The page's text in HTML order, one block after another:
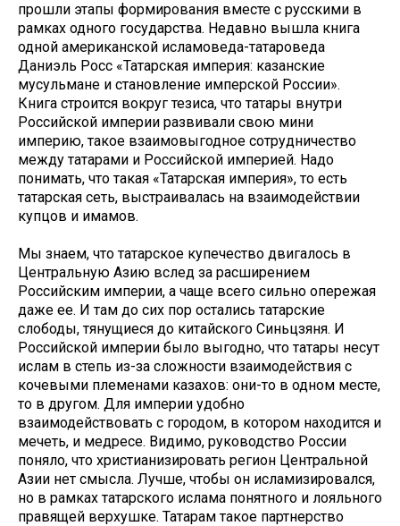
прошли этапы формирования вместе с русскими в
рамках одного государства. Недавно вышла книга
одной американской исламоведа-татароведа
Даниэль Росс «Татарская империя: казанские
мусульмане и становление имперской России».
Книга строится вокруг тезиса, что татары внутри
Российской империи развивали свою мини
империю, такое взаимовыгодное сотрудничество
между татарами и Российской империей. Надо
понимать, что такая «Татарская империя», то есть
татарская сеть, выстраивалась на взаимодействии
купцов и имамов.
Мы знаем, что татарское купечество двигалось в
Центральную Азию вслед за расширением
Российским империи, а чаще всего сильно опережая
даже ее. И там до сих пор остались татарские
слободы, тянущиеся до китайского Синьцзяня. И
Российской империи было выгодно, что татары несут
ислам в степь из-за сложности взаимодействия с
кочевыми племенами казахов: они-то в одном месте,
то в другом. Для империи удобно
взаимодействовать с городом, в котором находится и
мечеть, и медресе. Видимо, руководство России
поняло, что христианизировать регион Центральной
Азии нет смысла. Лучше, чтобы он исламизировался,
но в рамках татарского ислама понятного и лояльного
правящей верхушке. Татарам такое партнерство